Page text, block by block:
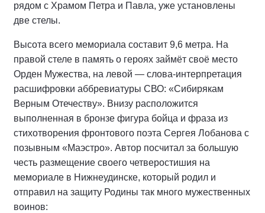
рядом с Храмом Петра и Павла, уже установлены
две стелы.
Высота всего мемориала составит 9,6 метра. На
правой стеле в память о героях займёт своё место
Орден Мужества, на левой — слова-интерпретация
расшифровки аббревиатуры СВО: «Сибирякам
Верным Отечеству». Внизу расположится
выполненная в бронзе фигура бойца и фраза из
стихотворения фронтового поэта Сергея Лобанова с
позывным «Маэстро». Автор посчитал за большую
честь размещение своего четверостишия на
мемориале в Нижнеудинске, который родил и
отправил на защиту Родины так много мужественных
воинов: